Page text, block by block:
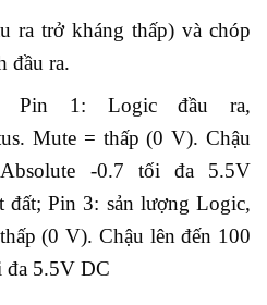
ra trở kháng thấp) và chóp
đầu ra.
Pin 1: Logic đầu ra,
Mute = thấp (0 V). Chậu
-0.7 tối đa 5.5V
Pin 3: sản lượng Logic,
(0 V). Chậu lên đến 100
đa 5.5V DC